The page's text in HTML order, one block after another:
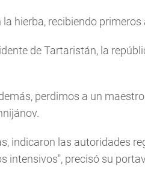
hierba, recibiendo primeros
de Tartaristán, la
perdimos a un
indicaron las autoridades
intensivos", precisó su